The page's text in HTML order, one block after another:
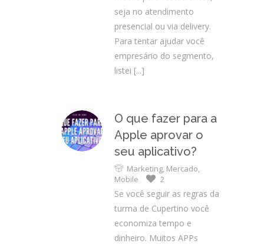
seja no atendimento
presencial ou via delivery.
Para tentar ajudar você
empresário do segmento,
listei [...]
O que fazer para a
Apple aprovar o
seu aplicativo?
Marketing, Mercado,
Mobile
2
Se você seguir as regras da
turma de Cupertino você
economiza tempo e
dinheiro. Muitos APPs